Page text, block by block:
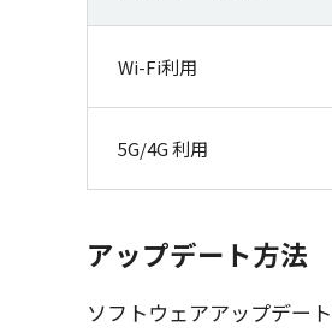
Wi-Fi利用
5G/4G 利用
アップデート方法
ソフトウェアアップデート